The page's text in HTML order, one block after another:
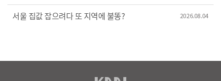
서울 집값 잡으려다 또 지역에 불똥? 2026.08.04